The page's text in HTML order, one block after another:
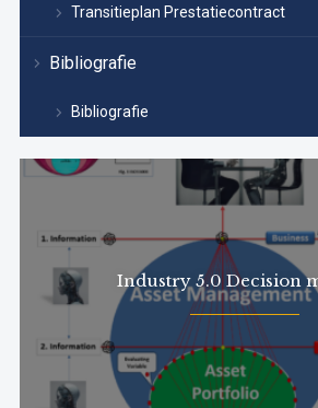
Transitieplan Prestatiecontract
Bibliografie
Bibliografie
Industry 5.0 Decision